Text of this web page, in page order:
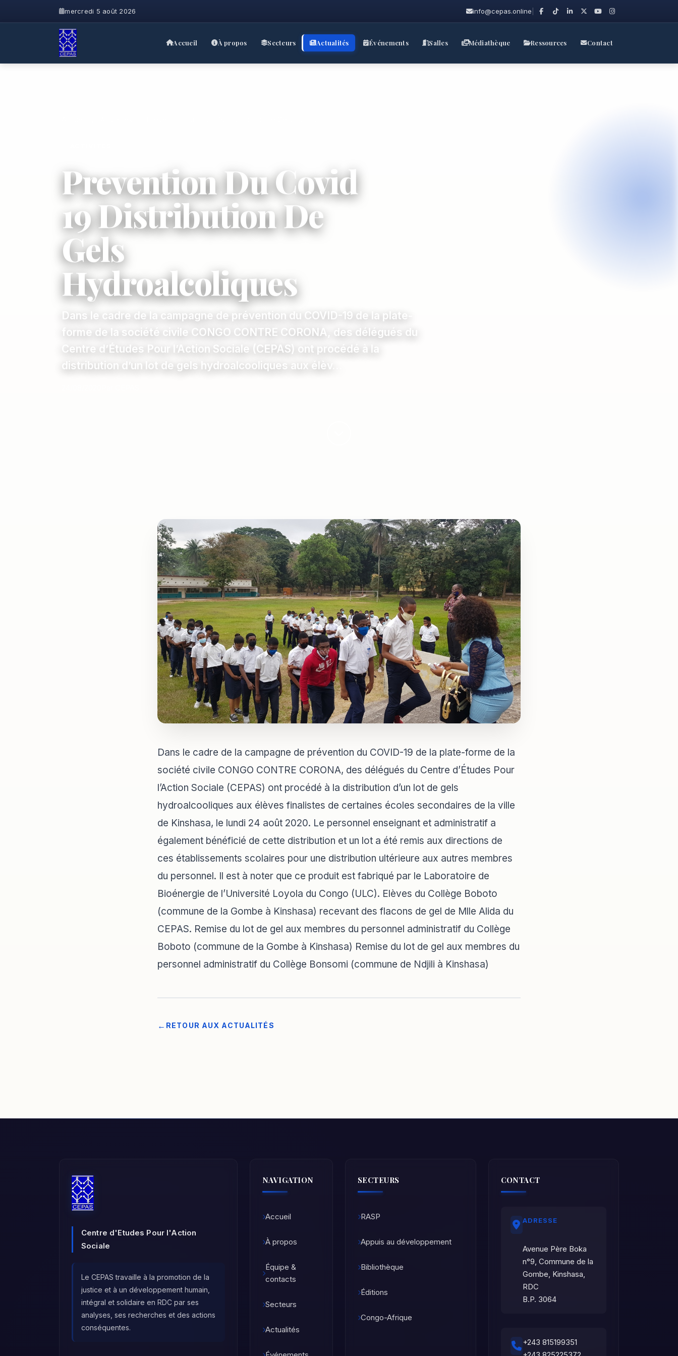
mercredi 5 août 2026 info@cepas.online
Accueil À propos Secteurs Actualités Événements Salles Médiathèque Ressources Contact
Prevention Du Covid
19 Distribution De
Gels
Hydroalcoliques
Dans le cadre de la campagne de prévention du COVID-19 de la plate-
forme de la société civile CONGO CONTRE CORONA, des délégués du
Centre d’Études Pour l’Action Sociale (CEPAS) ont procédé à la
distribution d’un lot de gels hydroalcooliques aux élèv…
Dans le cadre de la campagne de prévention du COVID-19 de la plate-forme de la
société civile CONGO CONTRE CORONA, des délégués du Centre d’Études Pour
l’Action Sociale (CEPAS) ont procédé à la distribution d’un lot de gels
hydroalcooliques aux élèves finalistes de certaines écoles secondaires de la ville
de Kinshasa, le lundi 24 août 2020. Le personnel enseignant et administratif a
également bénéficié de cette distribution et un lot a été remis aux directions de
ces établissements scolaires pour une distribution ultérieure aux autres membres
du personnel. Il est à noter que ce produit est fabriqué par le Laboratoire de
Bioénergie de l’Université Loyola du Congo (ULC). Elèves du Collège Boboto
(commune de la Gombe à Kinshasa) recevant des flacons de gel de Mlle Alida du
CEPAS. Remise du lot de gel aux membres du personnel administratif du Collège
Boboto (commune de la Gombe à Kinshasa) Remise du lot de gel aux membres du
personnel administratif du Collège Bonsomi (commune de Ndjili à Kinshasa)
RETOUR AUX ACTUALITÉS
Centre d'Etudes Pour l'Action
Sociale
Le CEPAS travaille à la promotion de la
justice et à un développement humain,
intégral et solidaire en RDC par ses
analyses, ses recherches et des actions
conséquentes.
NAVIGATION
Accueil
À propos
Équipe &
contacts
Secteurs
Actualités
SECTEURS
RASP
Appuis au développement
Bibliothèque
Éditions
Congo-Afrique
CONTACT
ADRESSE
Avenue Père Boka
n°9, Commune de la
Gombe, Kinshasa,
RDC
B.P. 3064
+243 815199351